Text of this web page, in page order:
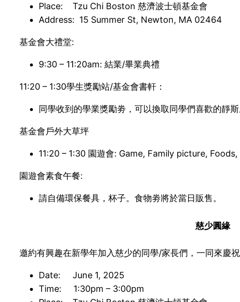
Place: Tzu Chi Boston 慈濟波士頓基金會
Address: 15 Summer St, Newton, MA 02464
基金會大禮堂:
9:30 – 11:20am: 結業/畢業典禮
11:20 – 1:30學生獎勵站/基金會書軒：
同學收到的學業獎勵劵，可以換取同學們喜歡的靜斯
基金會戶外大草坪
11:20 – 1:30 園遊會: Game, Family picture,
園遊會素食午餐:
請自備環保餐具，杯子。食物劵將於當日販售。
慈少圓緣
邀約有興趣在新學年加入慈少的同學/家長們，一同來慶
Date: June 1, 2025
Time: 1:30pm – 3:00pm